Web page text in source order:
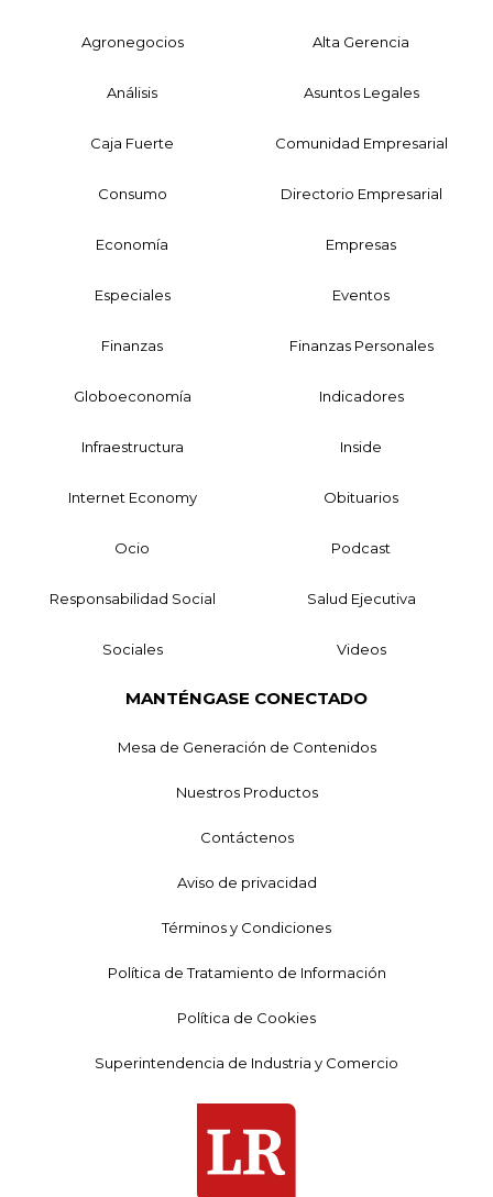
Agronegocios Alta Gerencia
Análisis Asuntos Legales
Caja Fuerte Comunidad Empresarial
Consumo Directorio Empresarial
Economía Empresas
Especiales Eventos
Finanzas Finanzas Personales
Globoeconomía Indicadores
Infraestructura Inside
Internet Economy Obituarios
Ocio Podcast
Responsabilidad Social Salud Ejecutiva
Sociales Videos
MANTÉNGASE CONECTADO
Mesa de Generación de Contenidos
Nuestros Productos
Contáctenos
Aviso de privacidad
Términos y Condiciones
Política de Tratamiento de Información
Política de Cookies
Superintendencia de Industria y Comercio